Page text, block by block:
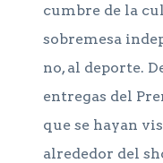
cumbre de la
sobremesa
no, al deporte.
entregas del
que se hayan
alrededor del